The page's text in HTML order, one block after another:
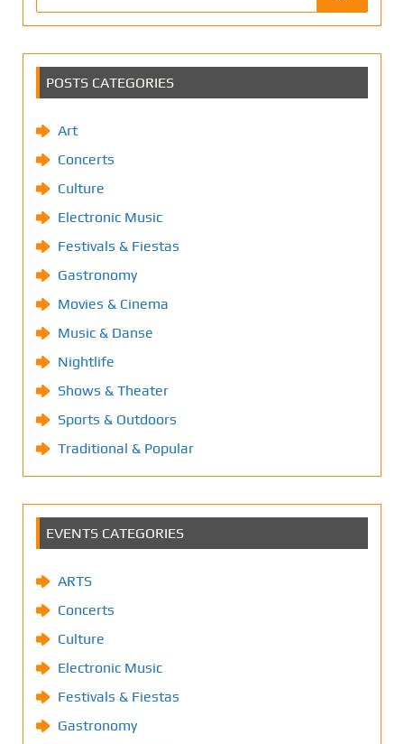
POSTS CATEGORIES
Art
Concerts
Culture
Electronic Music
Festivals & Fiestas
Gastronomy
Movies & Cinema
Music & Danse
Nightlife
Shows & Theater
Sports & Outdoors
Traditional & Popular
EVENTS CATEGORIES
ARTS
Concerts
Culture
Electronic Music
Festivals & Fiestas
Gastronomy